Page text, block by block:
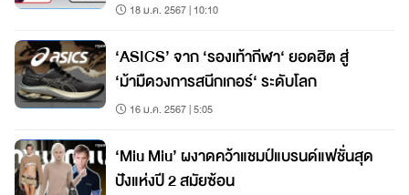
18 ม.ค. 2567 | 10:10
‘ASICS’ จาก ‘รองเท้ากีฬา‘ ยอดฮิต สู่
‘ม้ามืดวงการสนีกเกอร์‘ ระดับโลก
16 ม.ค. 2567 | 5:05
‘Miu Miu’ ผงาดคว้าแชมป์แบรนด์แฟชั่นสุด
ปังแห่งปี 2 สมัยซ้อน